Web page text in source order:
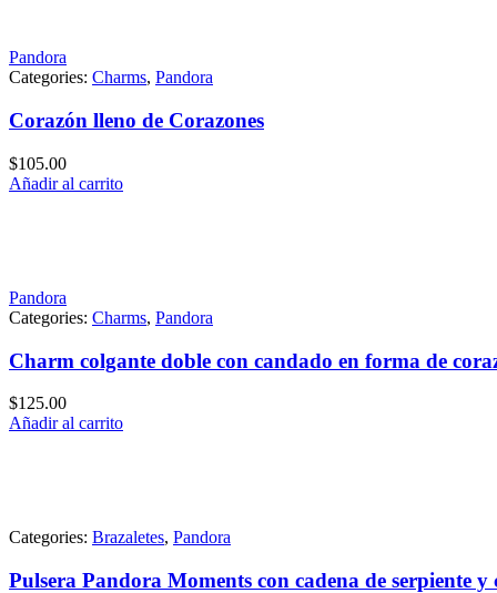
Pandora
Categories: Charms, Pandora
Corazón lleno de Corazones
$105.00
Añadir al carrito
Pandora
Categories: Charms, Pandora
Charm colgante doble con candado en forma de
$125.00
Añadir al carrito
Categories: Brazaletes, Pandora
Pulsera Pandora Moments con cadena de serpiente y